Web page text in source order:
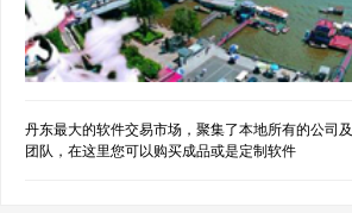
丹东最大的软件交易市场，聚集了本地所有的公司及
团队，在这里您可以购买成品或是定制软件